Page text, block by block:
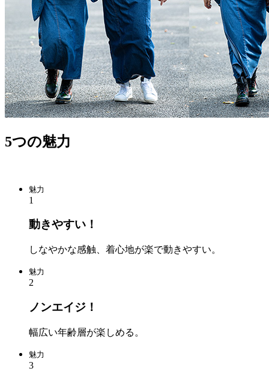
5つの魅力
魅力
1
動きやすい！
しなやかな感触、着心地が楽で動きやすい。
魅力
2
ノンエイジ！
幅広い年齢層が楽しめる。
魅力
3